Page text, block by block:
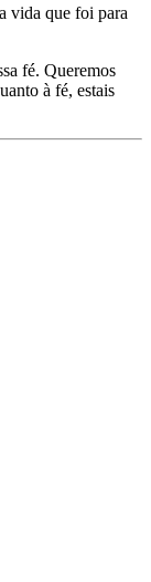
vida que foi para
fé. Queremos
à fé, estais